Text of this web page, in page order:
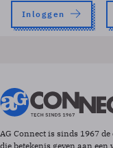
Inloggen
AG Connect is sinds 1967
die betekenis geven aan